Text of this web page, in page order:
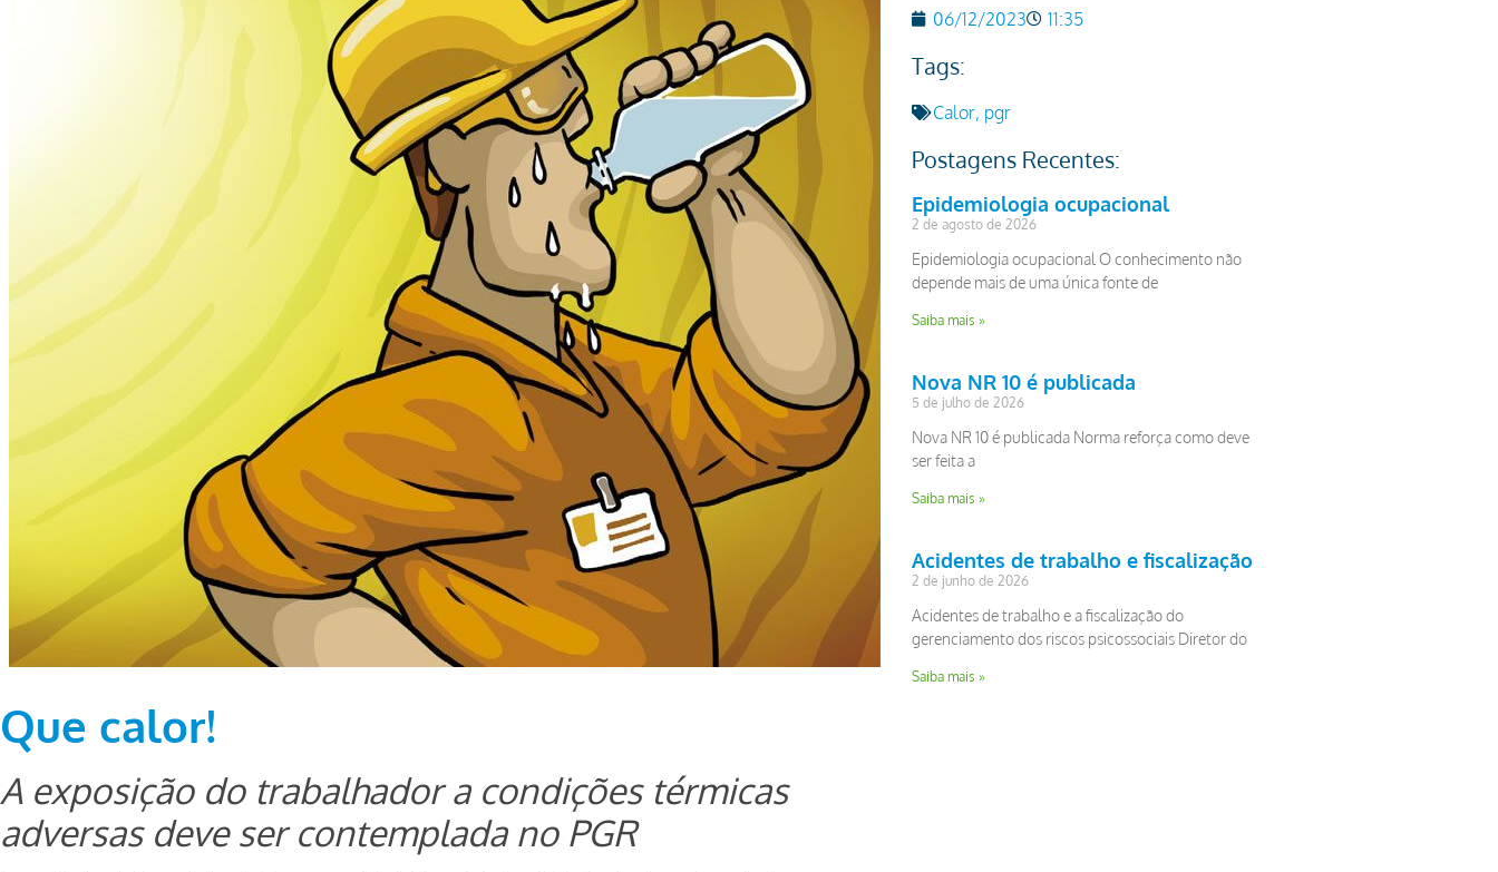
Que calor!
A exposição do trabalhador a condições térmicas
adversas deve ser contemplada no PGR
06/12/2023 11:35
Tags:
Calor, pgr
Postagens Recentes:
Epidemiologia ocupacional
2 de agosto de 2026
Epidemiologia ocupacional O conhecimento não
depende mais de uma única fonte de
Saiba mais »
Nova NR 10 é publicada
5 de julho de 2026
Nova NR 10 é publicada Norma reforça como deve
ser feita a
Saiba mais »
Acidentes de trabalho e fiscalização
2 de junho de 2026
Acidentes de trabalho e a fiscalização do
gerenciamento dos riscos psicossociais Diretor do
Saiba mais »